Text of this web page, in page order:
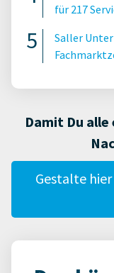
für 217
Saller
Damit Du
Gestalte